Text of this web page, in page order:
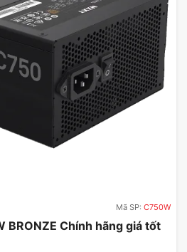
Mã SP: C750W
BRONZE Chính hãng giá tốt